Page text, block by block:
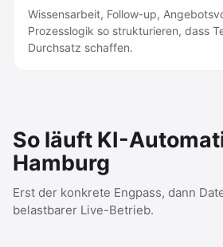
Wissensarbeit, Follow-up,
Prozesslogik so strukturieren, dass
Durchsatz schaffen.
So läuft KI-
Hamburg
Erst der konkrete Engpass, dann
belastbarer Live-Betrieb.